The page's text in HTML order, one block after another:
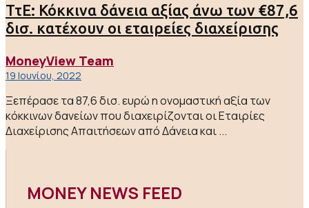
ΤτΕ: Κόκκινα δάνεια αξίας άνω των €87,6
δισ. κατέχουν οι εταιρείες διαχείρισης
MoneyView Team
19 Ιουνίου, 2022
Ξεπέρασε τα 87,6 δισ. ευρώ η ονομαστική αξία των
κόκκινων δανείων που διαχειρίζονται οι Εταιρίες
Διαχείρισης Απαιτήσεων από Δάνεια και ...
MONEY NEWS FEED